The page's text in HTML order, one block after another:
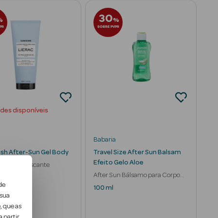
que as
disponíveis
After-Sun Gel Body
Solar Refrescante
30%
SOBRE PVPR
Babaria
Travel Size After Sun Balsam
Efeito Gelo Aloe
After Sun Bálsamo para Corpo
Efeito Gelo
100 ml